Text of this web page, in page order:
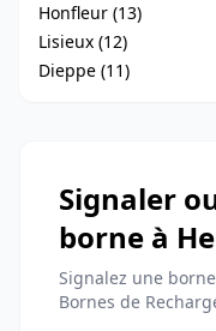
Honfleur (13)
Lisieux (12)
Dieppe (11)
Signaler
borne à
Signalez une
Bornes de